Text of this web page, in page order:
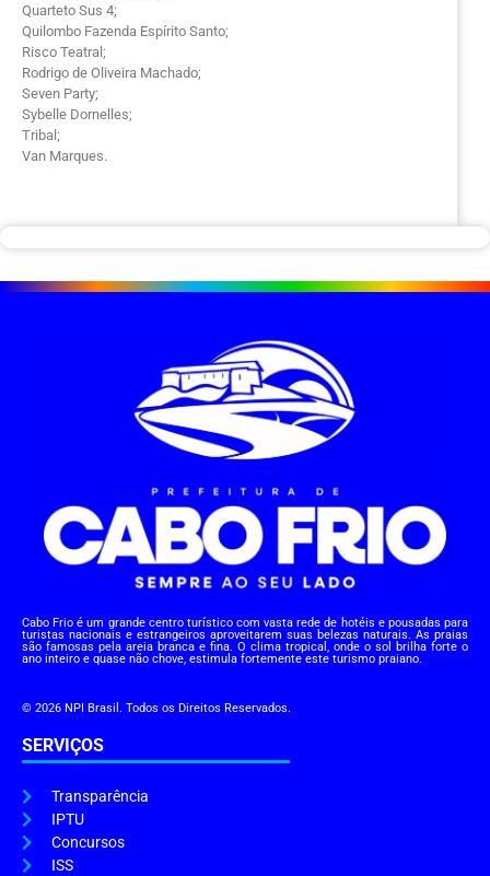
Quarteto Sus 4;
Quilombo Fazenda Espírito Santo;
Risco Teatral;
Rodrigo de Oliveira Machado;
Seven Party;
Sybelle Dornelles;
Tribal;
Van Marques.
Cabo Frio é um grande centro turístico com vasta rede de hotéis e pousadas para
turistas nacionais e estrangeiros aproveitarem suas belezas naturais. As praias
são famosas pela areia branca e fina. O clima tropical, onde o sol brilha forte o
ano inteiro e quase não chove, estimula fortemente este turismo praiano.
© 2026 NPI Brasil. Todos os Direitos Reservados.
SERVIÇOS
Transparência
IPTU
Concursos
ISS